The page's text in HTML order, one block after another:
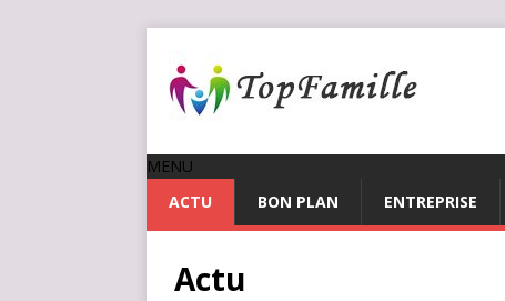
MENU
ACTU
BON PLAN ENTREPRISE
Actu